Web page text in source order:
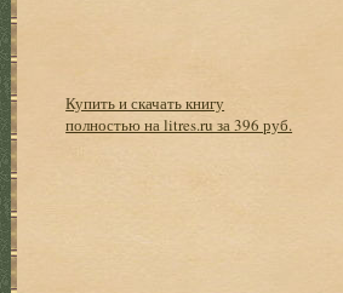
Купить и скачать книгу
полностью на litres.ru за 396 руб.